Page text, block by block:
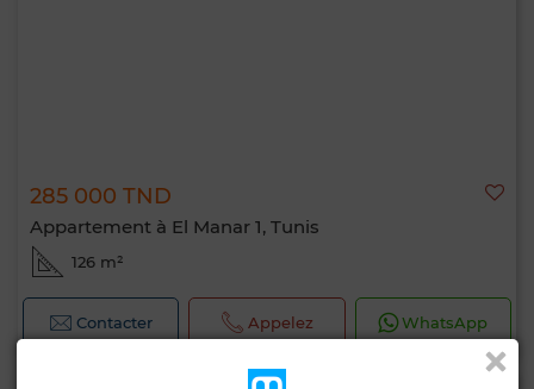
285 000 TND
Appartement à El Manar 1, Tunis
126 m²
Contacter Appelez WhatsApp